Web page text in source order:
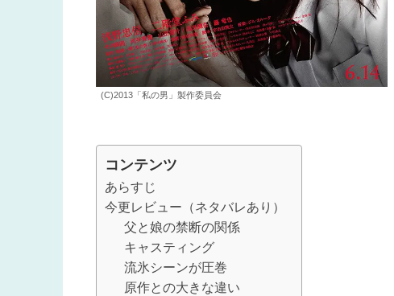
(C)2013「私の男」製作委員会
コンテンツ
あらすじ
今更レビュー（ネタバレあり）
父と娘の禁断の関係
キャスティング
流氷シーンが圧巻
原作との大きな違い